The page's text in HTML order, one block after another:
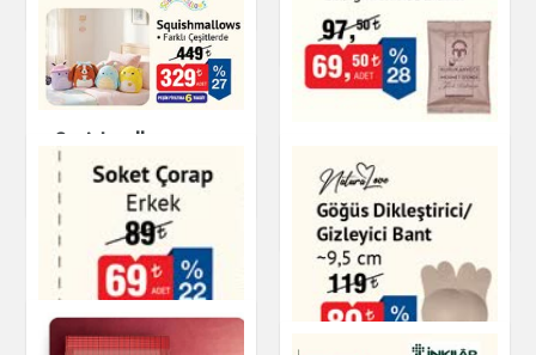
Çay & Kahve & Şeker
Mehmet Efendi
Çay & Kahve & Şeker
Squishmallows
Oyuncak